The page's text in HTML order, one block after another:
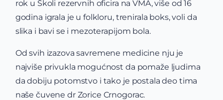
rok u Školi rezervnih oficira na VMA, više od 16
godina igrala je u folkloru, trenirala boks, voli da
slika i bavi se i mezoterapijom bola.
Od svih izazova savremene medicine nju je
najviše privukla mogućnost da pomaže ljudima
da dobiju potomstvo i tako je postala deo tima
naše čuvene dr Zorice Crnogorac.